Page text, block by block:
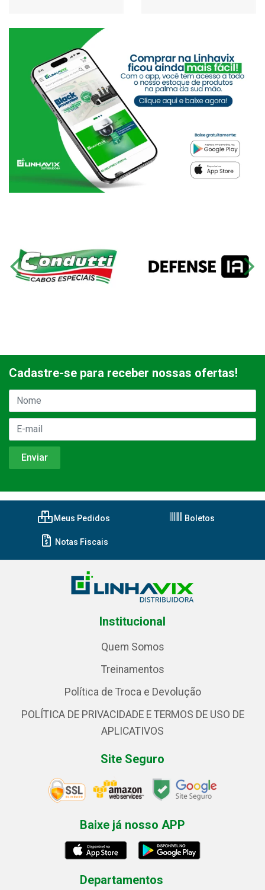
Cadastre-se para receber nossas ofertas!
Meus Pedidos Boletos
Notas Fiscais
Institucional
Quem Somos
Treinamentos
Política de Troca e Devolução
POLÍTICA DE PRIVACIDADE E TERMOS DE USO DE
APLICATIVOS
Site Seguro
Baixe já nosso APP
Departamentos